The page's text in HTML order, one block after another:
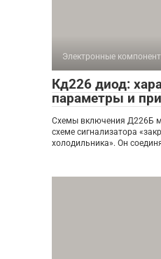
Электронные
Кд226 диод:
параметры и
Схемы включения Д226Б
схеме сигнализатора
холодильника». Он